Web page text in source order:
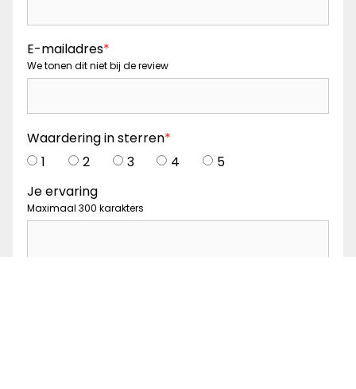
E-mailadres*
We tonen dit niet bij de review
Waardering in sterren*
1
2 3 4
5
Je ervaring
Maximaal 300 karakters